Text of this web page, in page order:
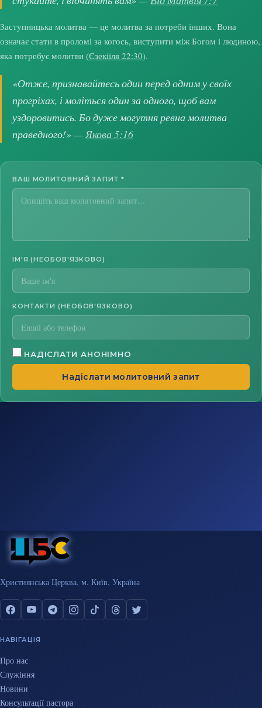
Заступницька молитва — це молитва за потреби інших. Вона
означає стати в проломі за когось, виступити між Богом і людиною,
яка потребує молитви (Єзекіїля 22:30).
«Отже, признавайтесь один перед одним у своїх
прогріхах, і моліться один за одного, щоб вам
уздоровитись. Бо дуже могутня ревна молитва
праведного!» —Якова 5:16
ВАШ МОЛИТОВНИЙ ЗАПИТ *
ІМ'Я (НЕОБОВ'ЯЗКОВО)
КОНТАКТИ (НЕОБОВ'ЯЗКОВО)
НАДІСЛАТИ АНОНІМНО
Надіслати молитовний запит
Християнська Церква, м. Київ, Україна
НАВІГАЦІЯ
Про нас
Служіння
Новини
Консультації пастора